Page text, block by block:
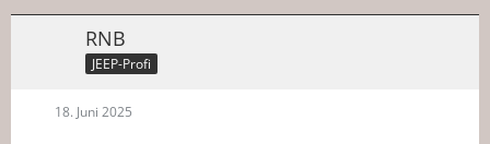
RNB
JEEP-Profi
18. Juni 2025